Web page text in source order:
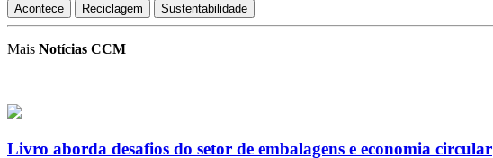
Acontece Reciclagem Sustentabilidade
Mais Notícias CCM
Livro aborda desafios do setor de embalagens e economia circular